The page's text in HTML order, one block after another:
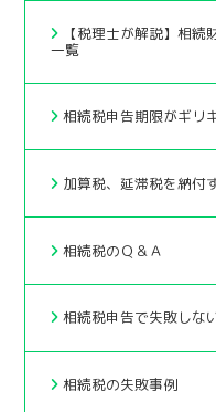
【税理士が解説】相
一覧
相続税申告期限がギリ
加算税、延滞税を納付
相続税のＱ＆Ａ
相続税申告で失敗しな
相続税の失敗事例